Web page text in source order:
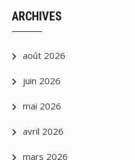
ARCHIVES
août 2026
juin 2026
mai 2026
avril 2026
mars 2026